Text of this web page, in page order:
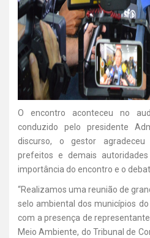
O encontro aconteceu no
conduzido pelo presidente
discurso, o gestor
prefeitos e demais
importância do encontro e o
“Realizamos uma reunião de
selo ambiental dos municípios
com a presença de
Meio Ambiente, do Tribunal de